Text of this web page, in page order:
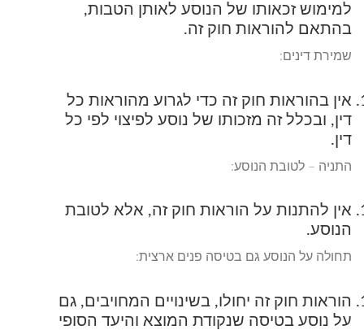
למימוש זכאותו של הנוסע לאותן הטבות,
בהתאם להוראות חוק זה.
שמירת דינים:
אין בהוראות חוק זה כדי לגרוע מהוראות כל
דין, ובכלל זה מזכותו של נוסע לפיצוי לפי כל
דין.
התניה – לטובת הנוסע:
אין להתנות על הוראות חוק זה, אלא לטובת
הנוסע.
תחולה על הנוסע גם בטיסה פנים ארצית:
הוראות חוק זה יחולו, בשינויים המחויבים, גם
על נוסע בטיסה שנקודת המוצא והיעד הסופי